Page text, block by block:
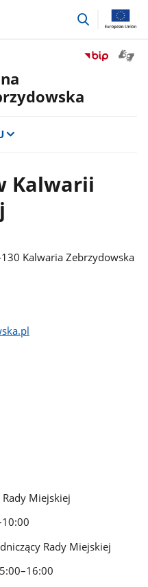
przejdź
Przejdź
Kalwarii
Kalwaria Zebrzydowska
Rady Miejskiej
Rady Miejskiej